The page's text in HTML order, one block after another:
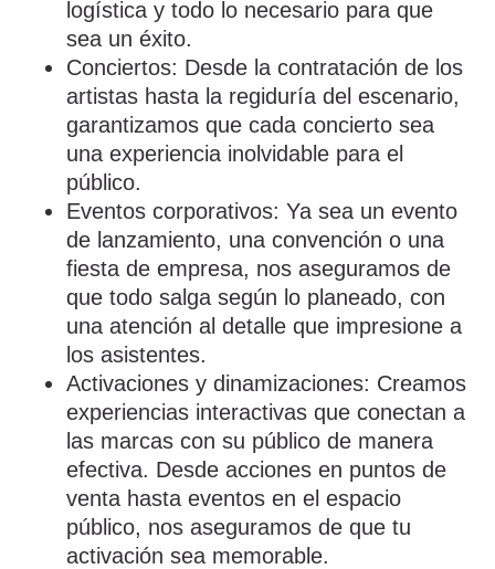
logística y todo lo necesario para que
sea un éxito.
Conciertos: Desde la contratación de los
artistas hasta la regiduría del escenario,
garantizamos que cada concierto sea
una experiencia inolvidable para el
público.
Eventos corporativos: Ya sea un evento
de lanzamiento, una convención o una
fiesta de empresa, nos aseguramos de
que todo salga según lo planeado, con
una atención al detalle que impresione a
los asistentes.
Activaciones y dinamizaciones: Creamos
experiencias interactivas que conectan a
las marcas con su público de manera
efectiva. Desde acciones en puntos de
venta hasta eventos en el espacio
público, nos aseguramos de que tu
activación sea memorable.